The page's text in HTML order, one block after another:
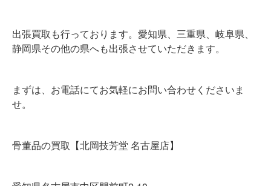
出張買取も行っております。愛知県、三重県、岐阜県、
静岡県その他の県へも出張させていただきます。
まずは、お電話にてお気軽にお問い合わせくださいま
せ。
骨董品の買取【北岡技芳堂 名古屋店】